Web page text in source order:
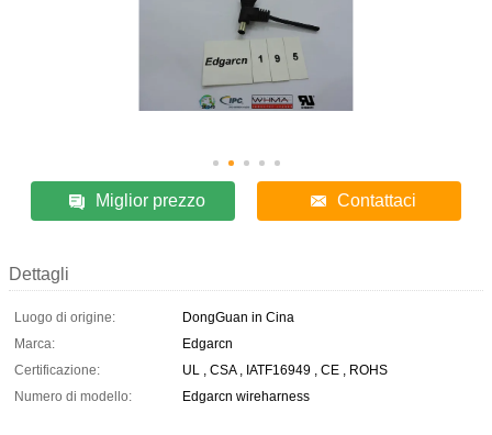
Miglior prezzo Contattaci
Dettagli
Luogo di origine:
DongGuan in Cina
Marca:
Edgarcn
Certificazione:
UL , CSA , IATF16949 , CE , ROHS
Numero di modello:
Edgarcn wireharness